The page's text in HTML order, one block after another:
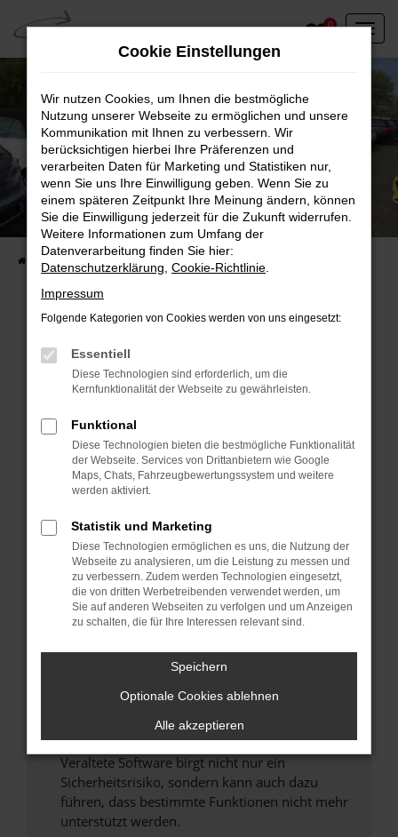
Zum
Hauptinhalt
springen
0
Unser Fahrzeugbestand vor Ort
Entdecken Sie unsere sofort verfügbaren
Fahrzeugangebote
Fehler: Network Error
Beim Laden ist ein Fehler aufgetreten.
Hier sind ein paar Tipps, die dir helfen können:
Überprüfe deine Firewall und deine
Internetverbindung.
Laden andere Webseiten, zum Beispiel deine
Suchmaschine?
Manche Erweiterungen, wie Werbeblocker,
können das Laden bestimmter Seiten
verhindern. Funktioniert die Seite in einem
anderen Browser oder in einem privaten
Fenster?
Das kann manchmal helfen, vorübergehende
Probleme zu beheben.
Stelle sicher, dass dein Browser und dein
Betriebssystem auf dem neuesten Stand
sind.
Veraltete Software birgt nicht nur ein
Sicherheitsrisiko, sondern kann auch dazu
führen, dass bestimmte Funktionen nicht mehr
unterstützt werden.
Cookie Einstellungen
Wir nutzen Cookies, um Ihnen die bestmögliche
Nutzung unserer Webseite zu ermöglichen und unsere
Kommunikation mit Ihnen zu verbessern. Wir
berücksichtigen hierbei Ihre Präferenzen und
verarbeiten Daten für Marketing und Statistiken nur,
wenn Sie uns Ihre Einwilligung geben. Wenn Sie zu
einem späteren Zeitpunkt Ihre Meinung ändern, können
Sie die Einwilligung jederzeit für die Zukunft widerrufen.
Weitere Informationen zum Umfang der
Datenverarbeitung finden Sie hier:
Datenschutzerklärung Cookie-Richtlinie
Impressum
Folgende Kategorien von Cookies werden von uns eingesetzt:
Essentiell
Diese Technologien sind erforderlich, um die
Kernfunktionalität der Webseite zu gewährleisten.
Funktional
Diese Technologien bieten die bestmögliche Funktionalität
der Webseite. Services von Drittanbietern wie Google
Maps, Chats, Fahrzeugbewertungssystem und weitere
werden aktiviert.
Statistik und Marketing
Diese Technologien ermöglichen es uns, die Nutzung der
Webseite zu analysieren, um die Leistung zu messen und
zu verbessern. Zudem werden Technologien eingesetzt,
die von dritten Werbetreibenden verwendet werden, um
Sie auf anderen Webseiten zu verfolgen und um Anzeigen
zu schalten, die für Ihre Interessen relevant sind.
Speichern
Optionale Cookies ablehnen
Alle akzeptieren